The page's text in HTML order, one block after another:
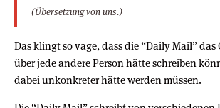
(Übersetzung von uns.)
Das klingt so vage, dass die “Daily Mail”
über jede andere Person hätte schreiben
dabei unkonkreter hätte werden müssen.